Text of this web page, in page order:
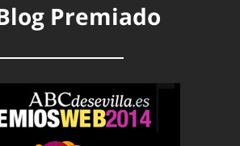
Premiado